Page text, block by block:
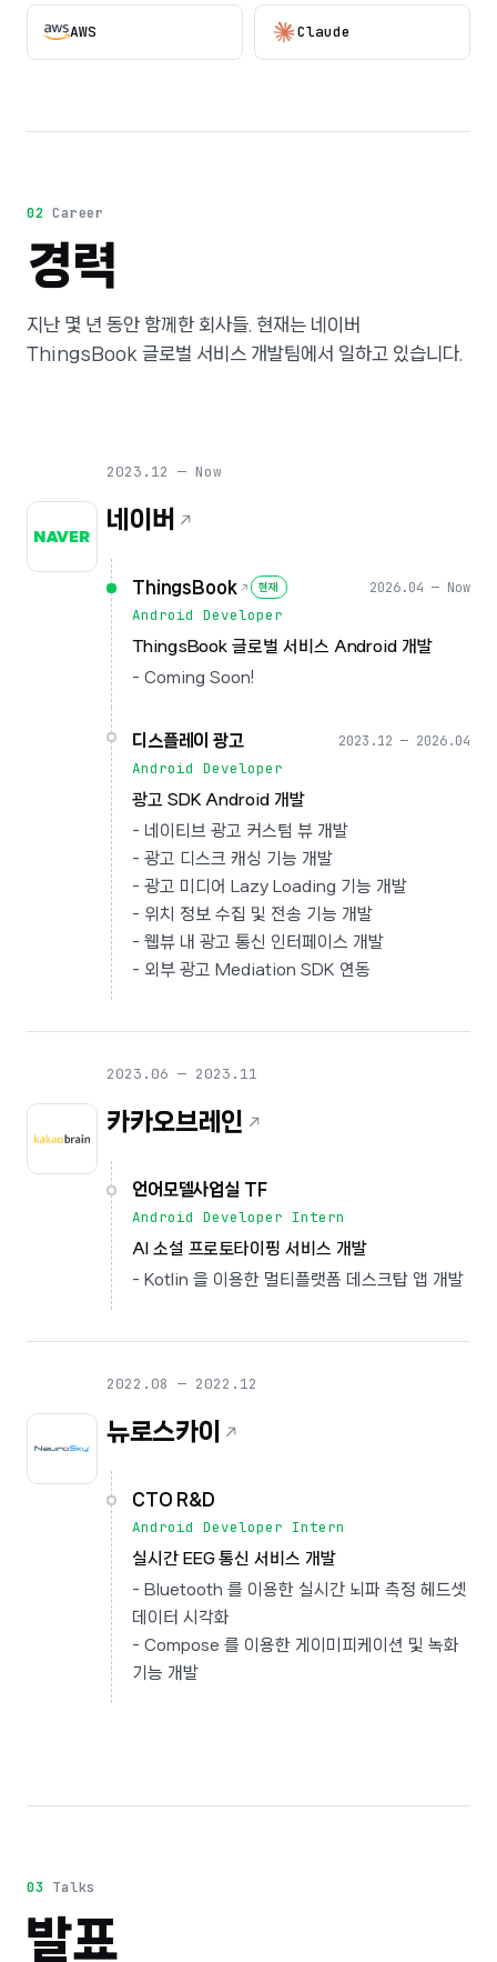
AWS Claude
02 Career
경력
지난 몇 년 동안 함께한 회사들. 현재는 네이버
ThingsBook 글로벌 서비스 개발팀에서 일하고 있습니다.
2023.12 — Now
네이버
ThingsBook 현재 2026.04 — Now
Android Developer
ThingsBook 글로벌 서비스 Android 개발
- Coming Soon!
디스플레이 광고 2023.12 — 2026.04
Android Developer
광고 SDK Android 개발
- 네이티브 광고 커스텀 뷰 개발
- 광고 디스크 캐싱 기능 개발
- 광고 미디어 Lazy Loading 기능 개발
- 위치 정보 수집 및 전송 기능 개발
- 웹뷰 내 광고 통신 인터페이스 개발
- 외부 광고 Mediation SDK 연동
2023.06 — 2023.11
카카오브레인
언어모델사업실 TF
Android Developer Intern
AI 소설 프로토타이핑 서비스 개발
- Kotlin 을 이용한 멀티플랫폼 데스크탑 앱 개발
2022.08 — 2022.12
뉴로스카이
CTO R&D
Android Developer Intern
실시간 EEG 통신 서비스 개발
- Bluetooth 를 이용한 실시간 뇌파 측정 헤드셋
데이터 시각화
- Compose 를 이용한 게이미피케이션 및 녹화
기능 개발
03 Talks
발표